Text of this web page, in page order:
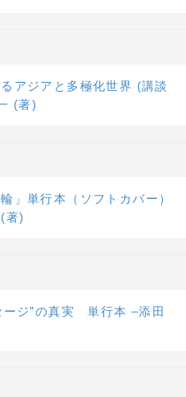
アジアと多極化世界 (講談
(著)
」単行本（ソフトカバー）
著)
ージ”の真実 単行本 –添田